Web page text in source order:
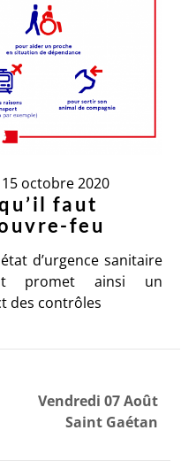
octobre 2020
faut
feu
d’urgence sanitaire
promet ainsi un
des contrôles
Vendredi 07 Août
Saint Gaétan